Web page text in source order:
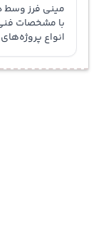
با مشخصات فنی
انواع